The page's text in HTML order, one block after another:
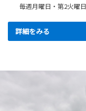
シエンタを一部改良すると
シエンタを一部改良するととも
毎週月曜日・第2火曜
詳細をみる